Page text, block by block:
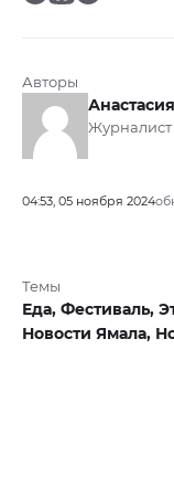
Авторы
Журналист
04:53, 05 ноября 2024
Темы
Еда, Фестиваль,
Новости Ямала,